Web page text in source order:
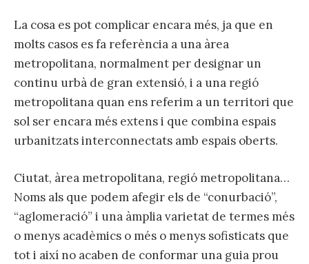
La cosa es pot complicar encara més, ja que en
molts casos es fa referència a una àrea
metropolitana, normalment per designar un
continu urbà de gran extensió, i a una regió
metropolitana quan ens referim a un territori que
sol ser encara més extens i que combina espais
urbanitzats interconnectats amb espais oberts.
Ciutat, àrea metropolitana, regió metropolitana…
Noms als que podem afegir els de “conurbació”,
“aglomeració” i una àmplia varietat de termes més
o menys acadèmics o més o menys sofisticats que
tot i així no acaben de conformar una guia prou